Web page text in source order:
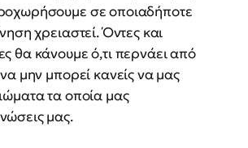
σε οποιαδήποτε
χρειαστεί. Όντες και
θα κάνουμε ό,τι περνάει από
μην μπορεί κανείς να μας
τα οποία μας
μας.